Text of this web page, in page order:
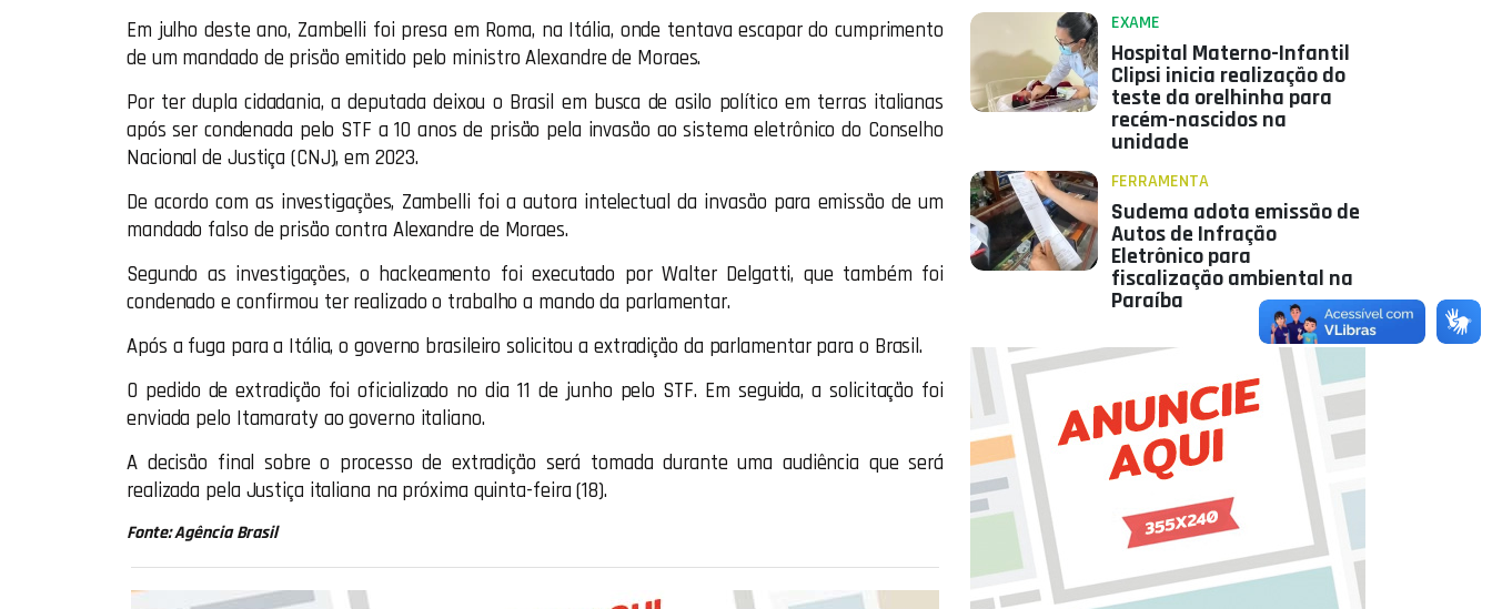
Em julho deste ano, Zambelli foi presa em Roma, na Itália, onde tentava escapar do cumprimento
de um mandado de prisão emitido pelo ministro Alexandre de Moraes.
Por ter dupla cidadania, a deputada deixou o Brasil em busca de asilo político em terras italianas
após ser condenada pelo STF a 10 anos de prisão pela invasão ao sistema eletrônico do Conselho
Nacional de Justiça (CNJ), em 2023.
De acordo com as investigações, Zambelli foi a autora intelectual da invasão para emissão de um
mandado falso de prisão contra Alexandre de Moraes.
Segundo as investigações, o hackeamento foi executado por Walter Delgatti, que também foi
condenado e confirmou ter realizado o trabalho a mando da parlamentar.
Após a fuga para a Itália, o governo brasileiro solicitou a extradição da parlamentar para o Brasil.
O pedido de extradição foi oficializado no dia 11 de junho pelo STF. Em seguida, a solicitação foi
enviada pelo Itamaraty ao governo italiano.
A decisão final sobre o processo de extradição será tomada durante uma audiência que será
realizada pela Justiça italiana na próxima quinta-feira (18).
Fonte: Agência Brasil
EXAME
Hospital Materno-Infantil
Clipsi inicia realização do
teste da orelhinha para
recém-nascidos na
unidade
FERRAMENTA
Sudema adota emissão de
Autos de Infração
Eletrônico para
fiscalização ambiental na
Paraíba